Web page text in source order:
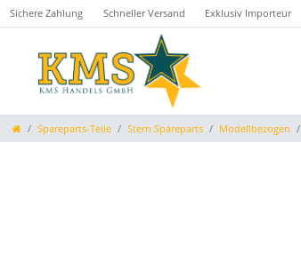
Sichere Zahlung Schneller Versand Exklusiv Importeur
Spareparts-Teile Stern Spareparts Modellbezogen